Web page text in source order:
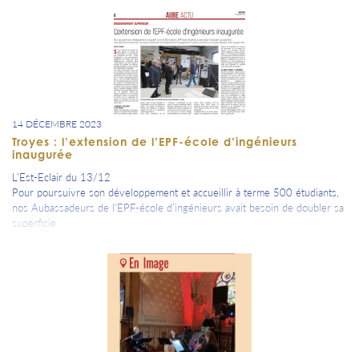
14 DÉCEMBRE 2023
Troyes : l’extension de l’EPF-école d’ingénieurs
inaugurée
L'Est-Eclair du 13/12
Pour poursuivre son développement et accueillir à terme 500 étudiants,
nos Aubassadeurs de l’EPF-école d’ingénieurs avait besoin de doubler sa
superficie.
d’enseignement supérieur terminés, le nouveau bâtiment a été inauguré